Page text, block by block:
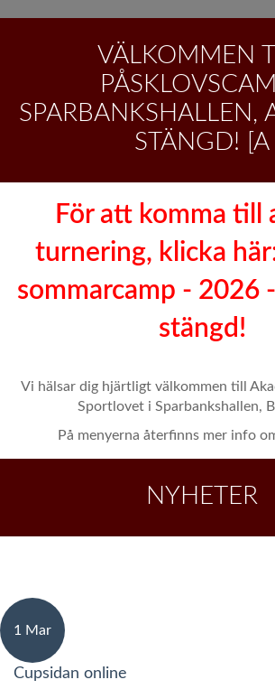
VÄLKOMMEN
SPARBANKSHALLEN,
STÄNGD! [A
För att komma till
turnering, klicka
sommarcamp - 2026
stängd!
Vi hälsar dig hjärtligt välkommen till
Sportlovet i Sparbankshallen,
På menyerna återfinns mer info
NYHETER
1 Mar
Cupsidan online